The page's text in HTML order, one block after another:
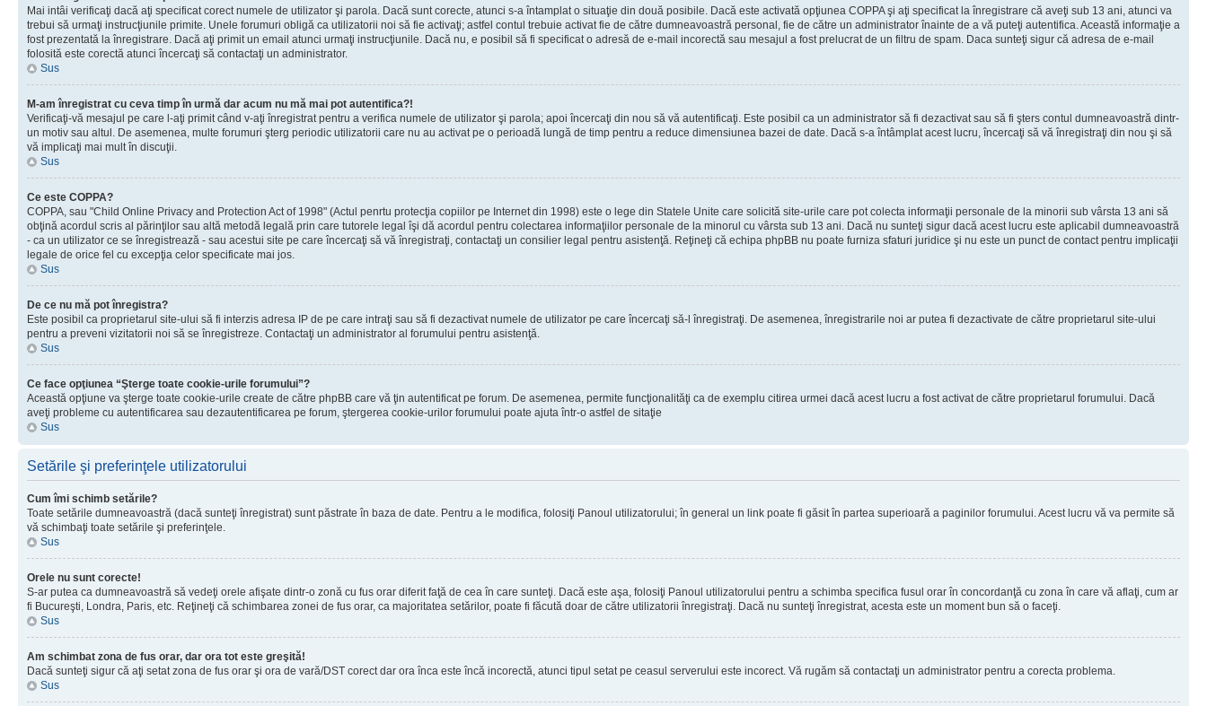
Mai intâi verificaţi dacă aţi specificat corect numele de utilizator şi parola. Dacă sunt corecte, atunci s-a întamplat o situaţie din două posibile. Dacă este activată opţiunea COPPA şi aţi specificat la înregistrare că aveţi sub 13 ani, atunci va
trebui să urmaţi instrucţiunile primite. Unele forumuri obligă ca utilizatorii noi să fie activaţi; astfel contul trebuie activat fie de către dumneavoastră personal, fie de către un administrator înainte de a vă puteţi autentifica. Această informaţie a
fost prezentată la înregistrare. Dacă aţi primit un email atunci urmaţi instrucţiunile. Dacă nu, e posibil să fi specificat o adresă de e-mail incorectă sau mesajul a fost prelucrat de un filtru de spam. Daca sunteţi sigur că adresa de e-mail
folosită este corectă atunci încercaţi să contactaţi un administrator.
Sus
M-am înregistrat cu ceva timp în urmă dar acum nu mă mai pot autentifica?!
Verificaţi-vă mesajul pe care l-aţi primit când v-aţi înregistrat pentru a verifica numele de utilizator şi parola; apoi încercaţi din nou să vă autentificaţi. Este posibil ca un administrator să fi dezactivat sau să fi şters contul dumneavoastră dintr-
un motiv sau altul. De asemenea, multe forumuri şterg periodic utilizatorii care nu au activat pe o perioadă lungă de timp pentru a reduce dimensiunea bazei de date. Dacă s-a întâmplat acest lucru, încercaţi să vă înregistraţi din nou şi să
vă implicaţi mai mult în discuţii.
Sus
Ce este COPPA?
COPPA, sau "Child Online Privacy and Protection Act of 1998" (Actul penrtu protecţia copiilor pe Internet din 1998) este o lege din Statele Unite care solicită site-urile care pot colecta informaţii personale de la minorii sub vârsta 13 ani să
obţină acordul scris al părinţilor sau altă metodă legală prin care tutorele legal îşi dă acordul pentru colectarea informaţiilor personale de la minorul cu vârsta sub 13 ani. Dacă nu sunteţi sigur dacă acest lucru este aplicabil dumneavoastră
- ca un utilizator ce se înregistrează - sau acestui site pe care încercaţi să vă înregistraţi, contactaţi un consilier legal pentru asistenţă. Reţineţi că echipa phpBB nu poate furniza sfaturi juridice şi nu este un punct de contact pentru implicaţii
legale de orice fel cu excepţia celor specificate mai jos.
Sus
De ce nu mă pot înregistra?
Este posibil ca proprietarul site-ului să fi interzis adresa IP de pe care intraţi sau să fi dezactivat numele de utilizator pe care încercaţi să-l înregistraţi. De asemenea, înregistrarile noi ar putea fi dezactivate de către proprietarul site-ului
pentru a preveni vizitatorii noi să se înregistreze. Contactaţi un administrator al forumului pentru asistenţă.
Sus
Ce face opţiunea “Şterge toate cookie-urile forumului”?
Această opţiune va şterge toate cookie-urile create de către phpBB care vă ţin autentificat pe forum. De asemenea, permite funcţionalităţi ca de exemplu citirea urmei dacă acest lucru a fost activat de către proprietarul forumului. Dacă
aveţi probleme cu autentificarea sau dezautentificarea pe forum, ştergerea cookie-urilor forumului poate ajuta într-o astfel de sitaţie
Sus
Setările şi preferinţele utilizatorului
Cum îmi schimb setările?
Toate setările dumneavoastră (dacă sunteţi înregistrat) sunt păstrate în baza de date. Pentru a le modifica, folosiţi Panoul utilizatorului; în general un link poate fi găsit în partea superioară a paginilor forumului. Acest lucru vă va permite să
vă schimbaţi toate setările şi preferinţele.
Sus
Orele nu sunt corecte!
S-ar putea ca dumneavoastră să vedeţi orele afişate dintr-o zonă cu fus orar diferit faţă de cea în care sunteţi. Dacă este aşa, folosiţi Panoul utilizatorului pentru a schimba specifica fusul orar în concordanţă cu zona în care vă aflaţi, cum ar
fi Bucureşti, Londra, Paris, etc. Reţineţi că schimbarea zonei de fus orar, ca majoritatea setărilor, poate fi făcută doar de către utilizatorii înregistraţi. Dacă nu sunteţi înregistrat, acesta este un moment bun să o faceţi.
Sus
Am schimbat zona de fus orar, dar ora tot este greşită!
Dacă sunteţi sigur că aţi setat zona de fus orar şi ora de vară/DST corect dar ora înca este încă incorectă, atunci tipul setat pe ceasul serverului este incorect. Vă rugăm să contactaţi un administrator pentru a corecta problema.
Sus